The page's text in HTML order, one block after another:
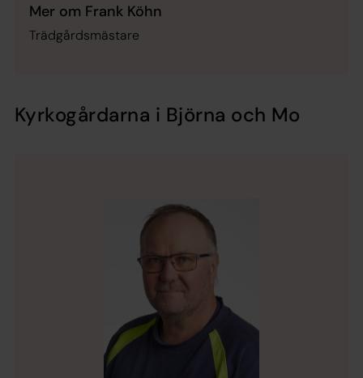
Mer om Frank Köhn
Trädgårdsmästare
Kyrkogårdarna i Björna och Mo